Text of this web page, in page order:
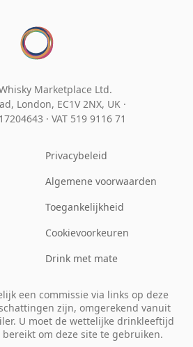
Marketplace Ltd.
London, EC1V 2NX, UK ·
· VAT 519 9116 71
Privacybeleid
Algemene voorwaarden
Toegankelijkheid
Cookievoorkeuren
Drink met mate
een commissie via links op deze
zijn, omgerekend vanuit
U moet de wettelijke drinkleeftijd
om deze site te gebruiken.